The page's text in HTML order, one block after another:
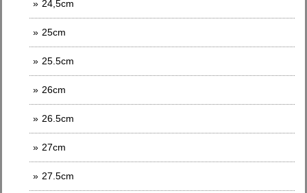
24,5cm
25cm
25.5cm
26cm
26.5cm
27cm
27.5cm